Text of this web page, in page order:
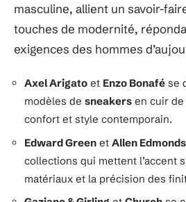
masculine, allient un savoir-
touches de modernité,
exigences des hommes
Axel Arigato et Enzo Bonafé se
modèles de sneakers en cuir
confort et style contemporain.
Edward Green et Allen Edmonds
collections qui mettent l’accent
matériaux et la précision des